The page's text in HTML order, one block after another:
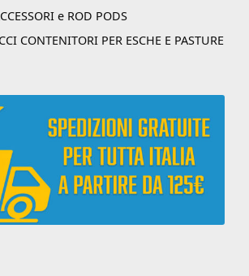
e ROD PODS
CONTENITORI PER ESCHE E PASTURE